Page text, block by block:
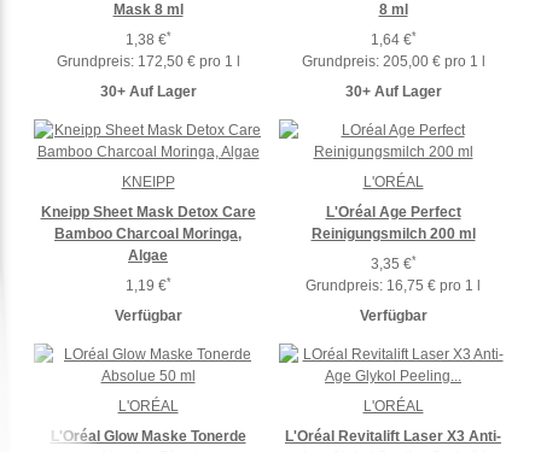
Mask 8 ml
1,38 €*
Grundpreis: 172,50 € pro 1 l
30+ Auf Lager
8 ml
1,64 €*
Grundpreis: 205,00 € pro 1 l
30+ Auf Lager
Kneipp Sheet Mask Detox Care
Bamboo Charcoal Moringa,
Algae
1,19 €*
Verfügbar
KNEIPP
L'Oréal Age Perfect
Reinigungsmilch 200 ml
3,35 €*
Grundpreis: 16,75 € pro 1 l
Verfügbar
L'ORÉAL
L'Oréal Glow Maske Tonerde
L'ORÉAL
L'Oréal Revitalift Laser X3 Anti-
L'ORÉAL